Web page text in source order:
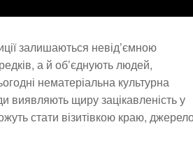
залишаються невід’ємною
а й об’єднують людей,
нематеріальна культурна
виявляють щиру зацікавленість у
стати візитівкою краю,